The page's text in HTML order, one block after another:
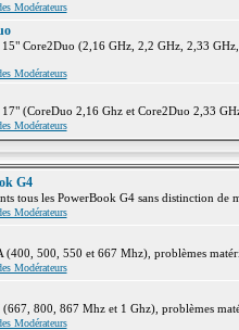
Modérateurs
Core2Duo (2,16 GHz, 2,2 GHz, 2,33
Modérateurs
(CoreDuo 2,16 Ghz et Core2Duo 2,33
Modérateurs
G4
tous les PowerBook G4 sans distinction de
Modérateurs
(400, 500, 550 et 667 Mhz), problèmes
Modérateurs
800, 867 Mhz et 1 Ghz), problèmes
Modérateurs